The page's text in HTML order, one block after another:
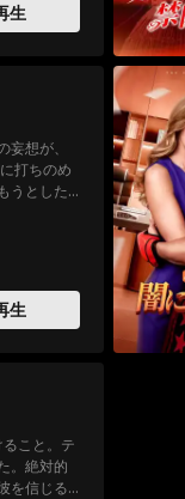
生
想が、
打ちのめ
うとした
生
こと。テ
。絶対的
を信じる